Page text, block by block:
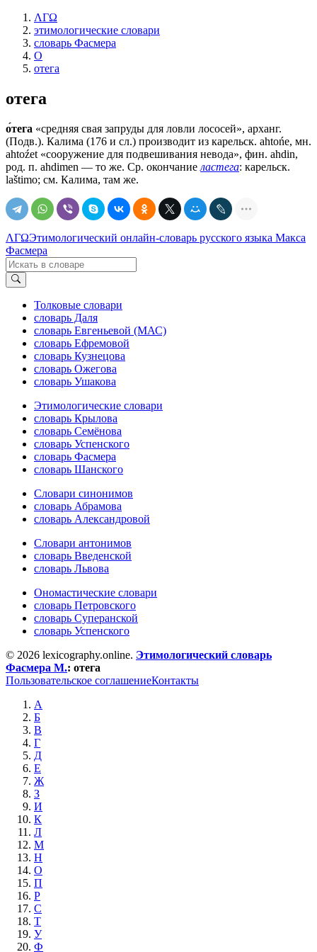
ΛΓΩ
этимологические словари
словарь Фасмера
О
отега
отега
о́тега «средняя свая запруды для ловли лососей», арханг.
(Подв.). Калима (176 и сл.) производит из карельск. аhtоńе, мн.
аhtоźеt «сооружение для подвешивания невода», фин. ahdin,
род. п. ahdimen — то же. Ср. окончание ластега: карельск.
laštimo; см. Калима, там же.
ΛΓΩЭтимологический онлайн-словарь русского языка Макса
Фасмера
Толковые словари
словарь Даля
словарь Евгеньевой (МАС)
словарь Ефремовой
словарь Кузнецова
словарь Ожегова
словарь Ушакова
Этимологические словари
словарь Крылова
словарь Семёнова
словарь Успенского
словарь Фасмера
словарь Шанского
Словари синонимов
словарь Абрамова
словарь Александровой
Словари антонимов
словарь Введенской
словарь Львова
Ономастические словари
словарь Петровского
словарь Суперанской
словарь Успенского
© 2026 lexicography.online. Этимологический словарь
Фасмера М.: отега
Пользовательское соглашениеКонтакты
А
Б
В
Г
Д
Е
Ж
З
И
К
Л
М
Н
О
П
Р
С
Т
У
Ф